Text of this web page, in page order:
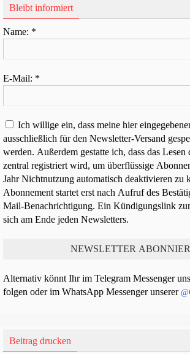
Bleibt informiert
Name: *
E-Mail: *
Ich willige ein, dass meine hier
ausschließlich für den Newsletter-Versand
werden. Außerdem gestatte ich, dass das Lesen
zentral registriert wird, um überflüssige
Jahr Nichtnutzung automatisch deaktivieren zu
Abonnement startet erst nach Aufruf des
Mail-Benachrichtigung. Ein Kündigungslink
sich am Ende jeden Newsletters.
Alternativ könnt Ihr im Telegram Messenger
folgen oder im WhatsApp Messenger unserer
Beitrag drucken